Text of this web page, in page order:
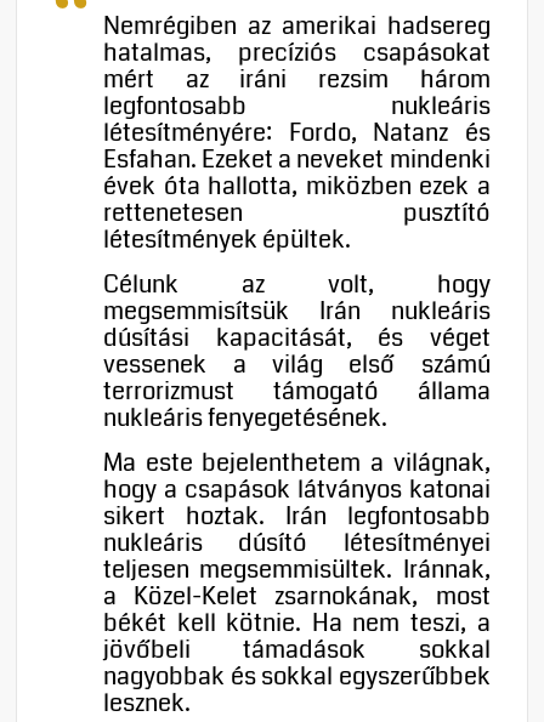
Nemrégiben az amerikai hadsereg
hatalmas, precíziós csapásokat
mért az iráni rezsim három
legfontosabb nukleáris
létesítményére: Fordo, Natanz és
Esfahan. Ezeket a neveket mindenki
évek óta hallotta, miközben ezek a
rettenetesen pusztító
létesítmények épültek.
Célunk az volt, hogy
megsemmisítsük Irán nukleáris
dúsítási kapacitását, és véget
vessenek a világ első számú
terrorizmust támogató állama
nukleáris fenyegetésének.
Ma este bejelenthetem a világnak,
hogy a csapások látványos katonai
sikert hoztak. Irán legfontosabb
nukleáris dúsító létesítményei
teljesen megsemmisültek. Iránnak,
a Közel-Kelet zsarnokának, most
békét kell kötnie. Ha nem teszi, a
jövőbeli támadások sokkal
nagyobbak és sokkal egyszerűbbek
lesznek.